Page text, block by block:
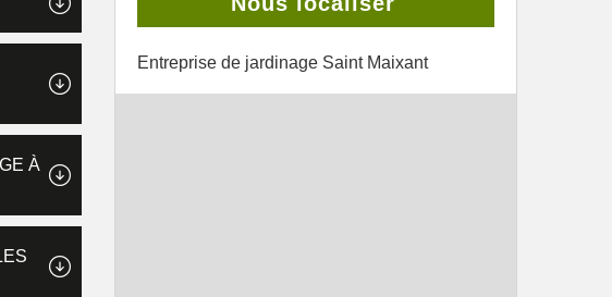
À
Entreprise de jardinage Saint Maixant